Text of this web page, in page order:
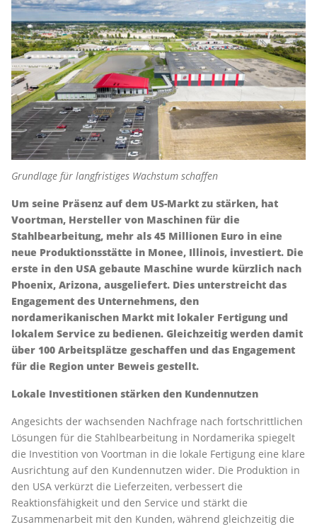
Grundlage für langfristiges Wachstum schaffen
Um seine Präsenz auf dem US-Markt zu stärken, hat
Voortman, Hersteller von Maschinen für die
Stahlbearbeitung, mehr als 45 Millionen Euro in eine
neue Produktionsstätte in Monee, Illinois, investiert. Die
erste in den USA gebaute Maschine wurde kürzlich nach
Phoenix, Arizona, ausgeliefert. Dies unterstreicht das
Engagement des Unternehmens, den
nordamerikanischen Markt mit lokaler Fertigung und
lokalem Service zu bedienen. Gleichzeitig werden damit
über 100 Arbeitsplätze geschaffen und das Engagement
für die Region unter Beweis gestellt.
Lokale Investitionen stärken den Kundennutzen
Angesichts der wachsenden Nachfrage nach fortschrittlichen
Lösungen für die Stahlbearbeitung in Nordamerika spiegelt
die Investition von Voortman in die lokale Fertigung eine klare
Ausrichtung auf den Kundennutzen wider. Die Produktion in
den USA verkürzt die Lieferzeiten, verbessert die
Reaktionsfähigkeit und den Service und stärkt die
Zusammenarbeit mit den Kunden, während gleichzeitig die